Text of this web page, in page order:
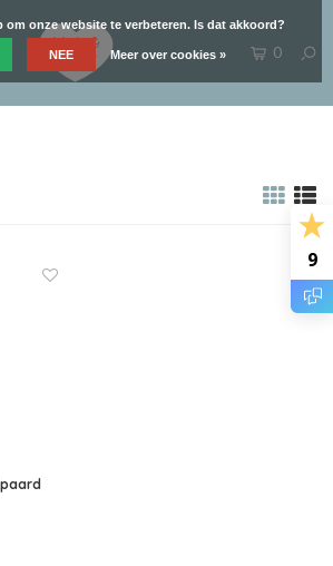
9
0
om onze website te verbeteren. Is dat akkoord?
NEE Meer over cookies »